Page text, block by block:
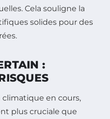
Cela souligne la
solides pour des
:
en cours,
plus cruciale que